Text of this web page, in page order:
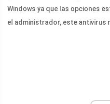
Windows ya que las opciones
el administrador, este antivirus